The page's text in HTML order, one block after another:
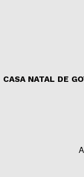
CASA NATAL DE